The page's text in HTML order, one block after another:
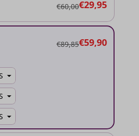
€29,95
€60,00
€59,90
€89,85